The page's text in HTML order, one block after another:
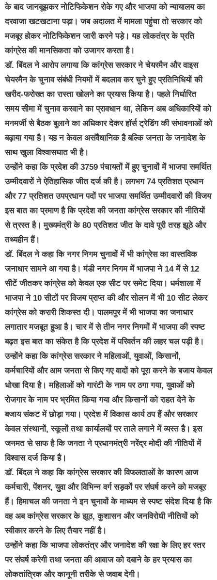
के बाद जानबूझकर नोटिफिकेशन रोके गए और भाजपा को न्यायालय का
दरवाजा खटखटाना पड़ा। जब अदालत में मामला पहुंचा तो सरकार को
मजबूर होकर नोटिफिकेशन जारी करने पड़े। यह लोकतंत्र के प्रति
कांग्रेस की मानसिकता को उजागर करता है।
डॉ. बिंदल ने आरोप लगाया कि कांग्रेस सरकार ने चेयरमैन और वाइस
चेयरमैन के चुनाव संबंधी नियमों में बदलाव कर चुने हुए प्रतिनिधियों की
खरीद-फरोख्त का रास्ता खोलने का प्रयास किया है। पहले निर्धारित
समय सीमा में चुनाव करवाने का प्रावधान था, लेकिन अब अधिकारियों को
मनमर्जी से बैठक बुलाने का अधिकार देकर हॉर्स ट्रेडिंग की संभावनाओं को
बढ़ाया गया है। यह न केवल असंवैधानिक है बल्कि जनता के जनादेश के
साथ खुला विश्वासघात भी है।
उन्होंने कहा कि प्रदेश की 3759 पंचायतों में हुए चुनावों में भाजपा समर्थित
उम्मीदवारों ने ऐतिहासिक जीत दर्ज की है। लगभग 74 प्रतिशत प्रधान
और 77 प्रतिशत उपप्रधान पदों पर भाजपा समर्थित उम्मीदवारों की विजय
इस बात का प्रमाण है कि प्रदेश की जनता कांग्रेस सरकार की नीतियों
से त्रस्त है। मुख्यमंत्री के 80 प्रतिशत जीत के दावे पूरी तरह झूठे और
तथ्यहीन हैं।
डॉ. बिंदल ने कहा कि नगर निगम चुनावों में भी कांग्रेस का वास्तविक
जनाधार सामने आ गया है। मंडी नगर निगम में भाजपा ने 14 में से 12
सीटें जीतकर कांग्रेस को केवल एक सीट पर समेट दिया। धर्मशाला में
भाजपा ने 10 सीटों पर विजय प्राप्त की और सोलन में भी 10 सीट लेकर
कांग्रेस को करारी शिकस्त दी। पालमपुर में भी भाजपा का जनाधार
लगातार मजबूत हुआ है। चार में से तीन नगर निगमों में भाजपा की स्पष्ट
बढ़त इस बात का संकेत है कि प्रदेश में परिवर्तन की लहर चल पड़ी है।
उन्होंने कहा कि कांग्रेस सरकार ने महिलाओं, युवाओं, किसानों,
कर्मचारियों और आम जनता से किए गए वादों को पूरा करने के बजाय केवल
धोखा दिया है। महिलाओं को गारंटी के नाम पर ठगा गया, युवाओं को
रोजगार के नाम पर भ्रमित किया गया और किसानों को राहत देने के
बजाय संकट में छोड़ा गया। प्रदेश में विकास कार्य ठप हैं और सरकार
केवल संस्थानों, स्कूलों तथा कार्यालयों पर ताले लगाने में व्यस्त है। इस
जनमत से साफ है कि जनता ने प्रधानमंत्री नरेंद्र मोदी की नीतियों में
विश्वास दर्ज किया है।
डॉ. बिंदल ने कहा कि कांग्रेस सरकार की विफलताओं के कारण आज
कर्मचारी, पेंशनर, युवा और विभिन्न वर्ग सड़कों पर संघर्ष करने को मजबूर
हैं। हिमाचल की जनता ने इन चुनावों के माध्यम से स्पष्ट संदेश दिया है कि
वह अब कांग्रेस सरकार के झूठ, कुशासन और जनविरोधी नीतियों को
स्वीकार करने के लिए तैयार नहीं है।
उन्होंने कहा कि भाजपा लोकतंत्र और जनादेश की रक्षा के लिए हर स्तर
पर संघर्ष करेगी तथा जनता की आवाज को दबाने के हर प्रयास का
लोकतांत्रिक और कानूनी तरीके से जवाब देगी।